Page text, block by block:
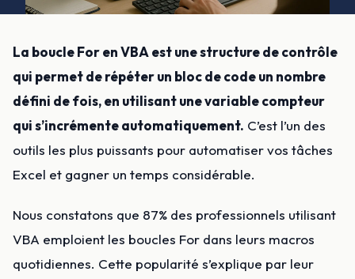
La boucle For en VBA est une structure de contrôle
qui permet de répéter un bloc de code un nombre
défini de fois, en utilisant une variable compteur
qui s’incrémente automatiquement. C’est l’un des
outils les plus puissants pour automatiser vos tâches
Excel et gagner un temps considérable.
Nous constatons que 87% des professionnels utilisant
VBA emploient les boucles For dans leurs macros
quotidiennes. Cette popularité s’explique par leur